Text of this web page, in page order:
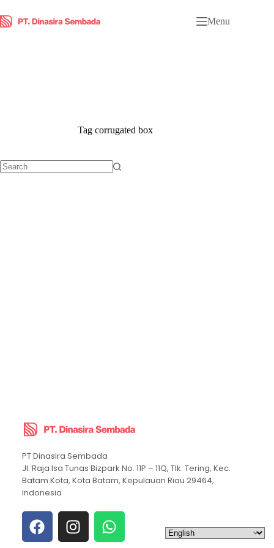
Menu
Tagcorrugated box
PT Dinasira Sembada
Jl. Raja Isa Tunas Bizpark No. 11P – 11Q, Tlk. Tering, Kec.
Batam Kota, Kota Batam, Kepulauan Riau 29464,
Indonesia